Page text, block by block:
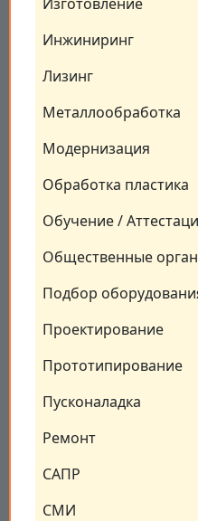
Инжиниринг
Лизинг
Металлообработка
Модернизация
Обработка пластика
Обучение /
Общественные
Подбор
Проектирование
Прототипирование
Пусконаладка
Ремонт
САПР
СМИ